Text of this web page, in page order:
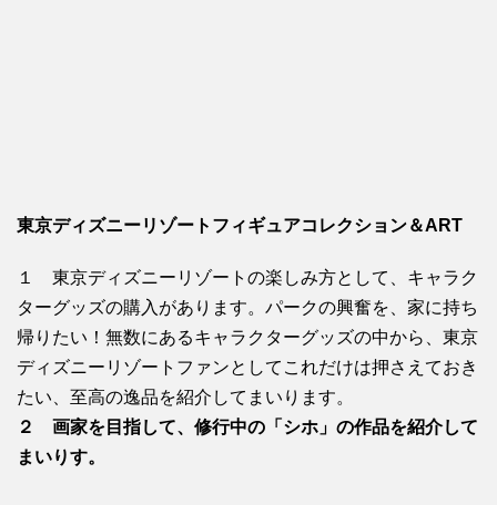
東京ディズニーリゾートフィギュアコレクション＆ART
１ 東京ディズニーリゾートの楽しみ方として、キャラク
ターグッズの購入があります。パークの興奮を、家に持ち
帰りたい！無数にあるキャラクターグッズの中から、東京
ディズニーリゾートファンとしてこれだけは押さえておき
たい、至高の逸品を紹介してまいります。
２ 画家を目指して、修行中の「シホ」の作品を紹介して
まいりす。